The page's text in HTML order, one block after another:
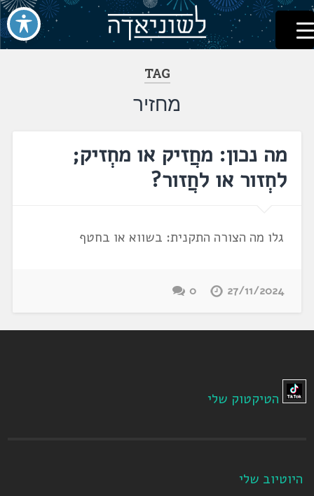
דלג
לתוכן
לשוניאדה
עברית. לשון. שפה
TAG
מחזיר
מה נכון: מחֲזיק או מחְזיק;
לחְזור או לחֲזור?
גלו מה הצורה התקנית: בשווא או בחטף
27/11/2024
0
הטיקטוק שלי
היוטיוב שלי